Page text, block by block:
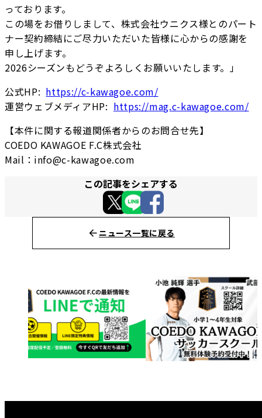
っております。
この場をお借りしまして、株式会社ウニクス様とのパート
ナー契約締結にご尽力いただいた皆様に心からの感謝を
申し上げます。
2026シーズンもどうぞよろしくお願いいたします。」
公式HP: https://c-kawagoe.com/
運営ウェブメディアHP: https://mag.c-kawagoe.com/
【本件に関する報道関係者からのお問合せ先】
COEDO KAWAGOE F.C株式会社
Mail：info@c-kawagoe.com
この記事をシェアする
ニュース一覧に戻る